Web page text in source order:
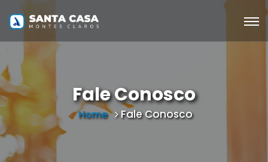
Fale Conosco
Home Fale Conosco